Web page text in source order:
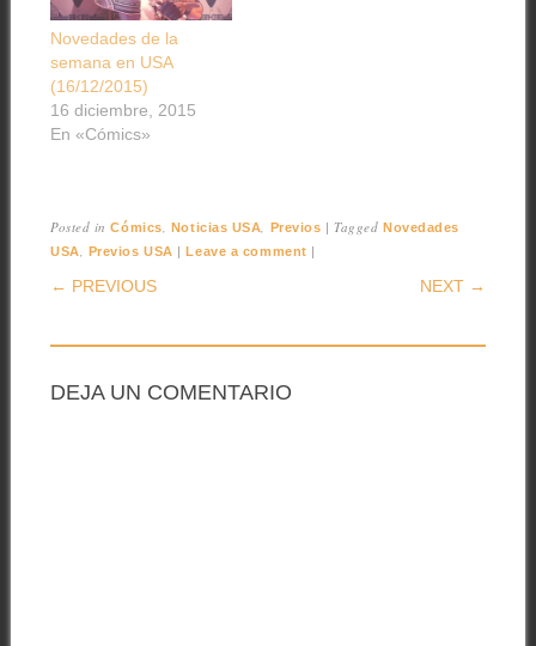
Novedades de la
semana en USA
(16/12/2015)
16 diciembre, 2015
En «Cómics»
Posted inCómics, Noticias USA, Previos |Tagged Novedades
USA, Previos USA |Leave a comment |
POST NAVIGATION
← PREVIOUS NEXT →
DEJA UN COMENTARIO